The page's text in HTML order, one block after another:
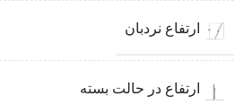
ارتفاع نردبان
ارتفاع در حالت بسته